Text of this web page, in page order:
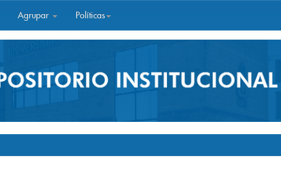
Agrupar Políticas